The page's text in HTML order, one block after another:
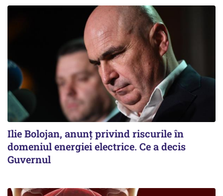
Ilie Bolojan, anunț privind riscurile în
domeniul energiei electrice. Ce a decis
Guvernul